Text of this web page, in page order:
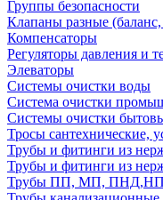
Группы безопасности
Клапаны разные
Компенсаторы
Регуляторы давления и
Элеваторы
Системы очистки воды
Система очистки
Системы очистки
Тросы сантехнические,
Трубы и фитинги из
Трубы и фитинги из
Трубы ПП, МП,